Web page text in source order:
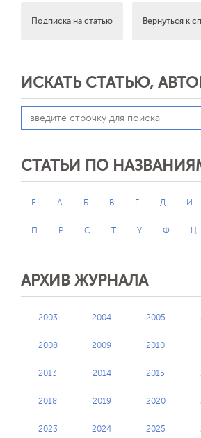
Подписка на статью Вернуться к
ИСКАТЬ СТАТЬЮ,
СТАТЬИ ПО
E А Б В Г Д И
П Р С Т У Ф Ц
АРХИВ ЖУРНАЛА
2003 2004 2005
2008 2009 2010
2013 2014 2015
2018 2019 2020
2023 2024 2025